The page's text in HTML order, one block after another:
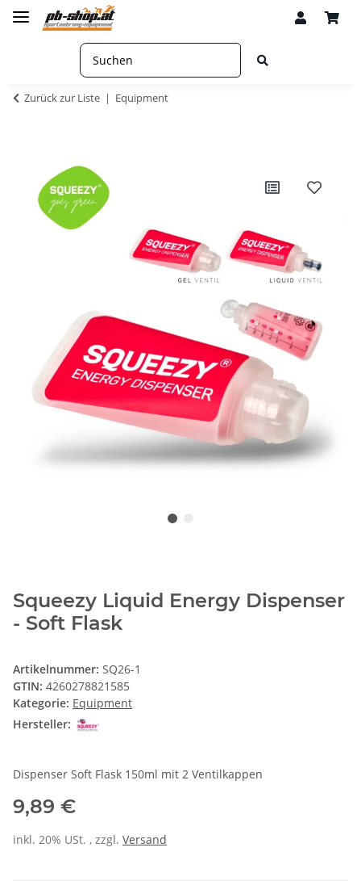
Zurück zur Liste Equipment
Squeezy Liquid Energy Dispenser
- Soft Flask
Artikelnummer: SQ26-1
GTIN: 4260278821585
Kategorie: Equipment
Hersteller:
Dispenser Soft Flask 150ml mit 2 Ventilkappen
9,89 €
inkl. 20% USt. , zzgl. Versand